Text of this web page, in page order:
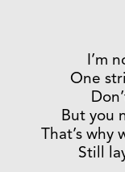
I’m
One
But you
That’s why
Still